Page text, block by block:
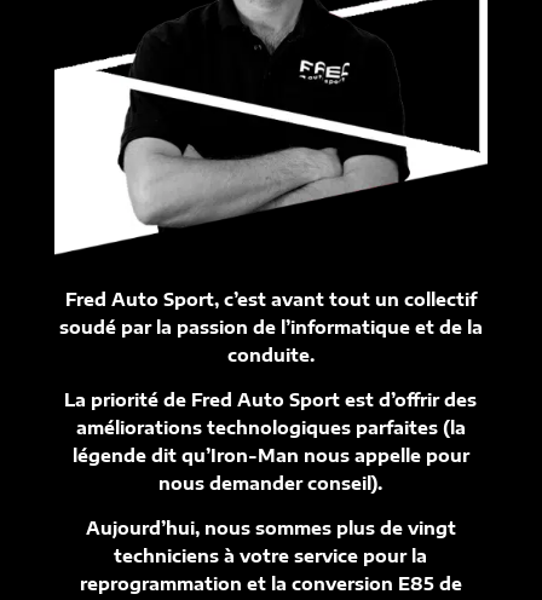
Fred Auto Sport, c’est avant tout un collectif
soudé par la passion de l’informatique et de la
conduite.
La priorité de Fred Auto Sport est d’offrir des
améliorations technologiques parfaites (la
légende dit qu’Iron-Man nous appelle pour
nous demander conseil).
Aujourd’hui, nous sommes plus de vingt
techniciens à votre service pour la
reprogrammation et la conversion E85 de